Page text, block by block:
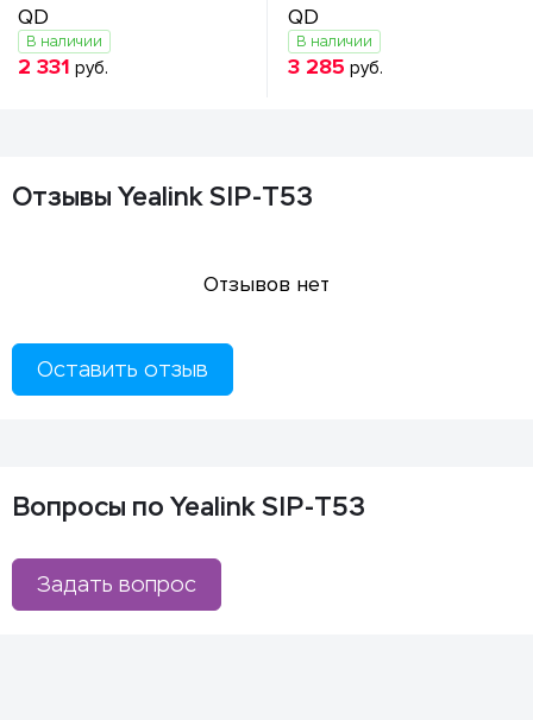
QD
В наличии
2 331 руб.
QD
В наличии
3 285 руб.
Отзывы Yealink SIP-T53
Отзывов нет
Оставить отзыв
Вопросы по Yealink SIP-T53
Задать вопрос